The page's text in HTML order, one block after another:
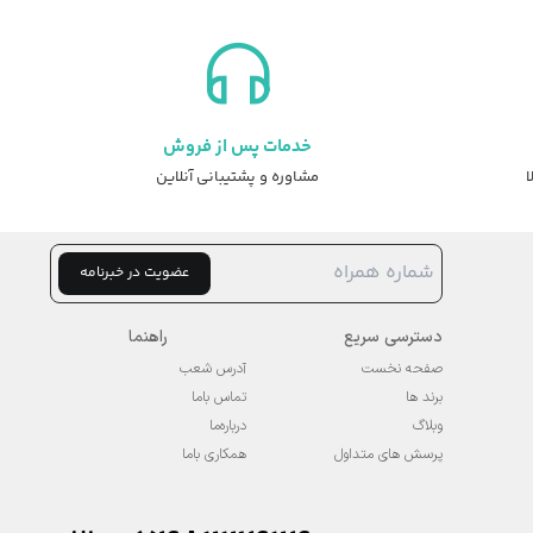
خدمات پس از فروش
مشاوره و پشتیبانی آنلاین
عضویت در خبرنامه
دسترسی سریع
صفحه نخست
برند ها
وبلاگ
پرسش های متداول
راهنما
آدرس شعب
تماس باما
درباره‌ما
همکاری باما